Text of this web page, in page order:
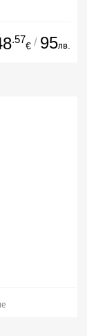
.57
€ / 95лв.